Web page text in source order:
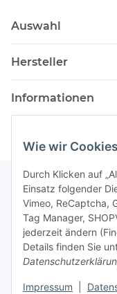
Wie wir
Durch Klicken auf
Einsatz folgender
Vimeo, ReCaptcha,
Tag Manager,
jederzeit ändern
Details finden Sie
Impressum
Auswahl
Hersteller
Informationen
Bitte
Datenschutzerklärung
Informationen zu